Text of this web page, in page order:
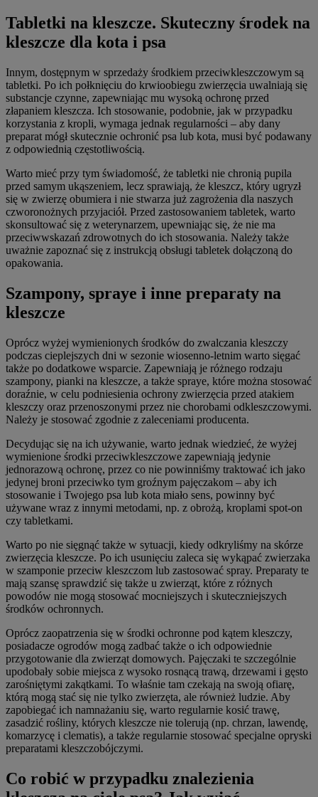
Tabletki na kleszcze. Skuteczny środek na
kleszcze dla kota i psa
Innym, dostępnym w sprzedaży środkiem przeciwkleszczowym są
tabletki. Po ich połknięciu do krwioobiegu zwierzęcia uwalniają się
substancje czynne, zapewniając mu wysoką ochronę przed
złapaniem kleszcza. Ich stosowanie, podobnie, jak w przypadku
korzystania z kropli, wymaga jednak regularności – aby dany
preparat mógł skutecznie ochronić psa lub kota, musi być podawany
z odpowiednią częstotliwością.
Warto mieć przy tym świadomość, że tabletki nie chronią pupila
przed samym ukąszeniem, lecz sprawiają, że kleszcz, który ugryzł
się w zwierzę obumiera i nie stwarza już zagrożenia dla naszych
czworonożnych przyjaciół. Przed zastosowaniem tabletek, warto
skonsultować się z weterynarzem, upewniając się, że nie ma
przeciwwskazań zdrowotnych do ich stosowania. Należy także
uważnie zapoznać się z instrukcją obsługi tabletek dołączoną do
opakowania.
Szampony, spraye i inne preparaty na
kleszcze
Oprócz wyżej wymienionych środków do zwalczania kleszczy
podczas cieplejszych dni w sezonie wiosenno-letnim warto sięgać
także po dodatkowe wsparcie. Zapewniają je różnego rodzaju
szampony, pianki na kleszcze, a także spraye, które można stosować
doraźnie, w celu podniesienia ochrony zwierzęcia przed atakiem
kleszczy oraz przenoszonymi przez nie chorobami odkleszczowymi.
Należy je stosować zgodnie z zaleceniami producenta.
Decydując się na ich używanie, warto jednak wiedzieć, że wyżej
wymienione środki przeciwkleszczowe zapewniają jedynie
jednorazową ochronę, przez co nie powinniśmy traktować ich jako
jedynej broni przeciwko tym groźnym pajęczakom – aby ich
stosowanie i Twojego psa lub kota miało sens, powinny być
używane wraz z innymi metodami, np. z obrożą, kroplami spot-on
czy tabletkami.
Warto po nie sięgnąć także w sytuacji, kiedy odkryliśmy na skórze
zwierzęcia kleszcze. Po ich usunięciu zaleca się wykąpać zwierzaka
w szamponie przeciw kleszczom lub zastosować spray. Preparaty te
mają szansę sprawdzić się także u zwierząt, które z różnych
powodów nie mogą stosować mocniejszych i skuteczniejszych
środków ochronnych.
Oprócz zaopatrzenia się w środki ochronne pod kątem kleszczy,
posiadacze ogrodów mogą zadbać także o ich odpowiednie
przygotowanie dla zwierząt domowych. Pajęczaki te szczególnie
upodobały sobie miejsca z wysoko rosnącą trawą, drzewami i gęsto
zarośniętymi zakątkami. To właśnie tam czekają na swoją ofiarę,
którą mogą stać się nie tylko zwierzęta, ale również ludzie. Aby
zapobiegać ich namnażaniu się, warto regularnie kosić trawę,
zasadzić rośliny, których kleszcze nie tolerują (np. chrzan, lawendę,
komarzycę i clematis), a także regularnie stosować specjalne opryski
preparatami kleszczobójczymi.
Co robić w przypadku znalezienia